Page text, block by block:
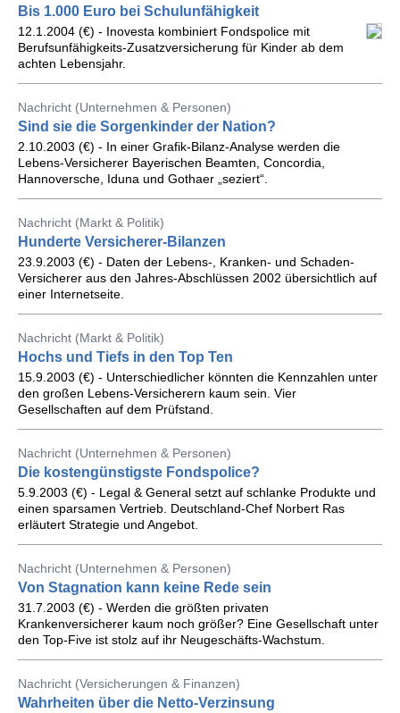
Bis 1.000 Euro bei Schulunfähigkeit
12.1.2004 (€) - Inovesta kombiniert Fondspolice mit
Berufsunfähigkeits-Zusatzversicherung für Kinder ab dem
achten Lebensjahr.
Nachricht (Unternehmen & Personen)
Sind sie die Sorgenkinder der Nation?
2.10.2003 (€) - In einer Grafik-Bilanz-Analyse werden die
Lebens-Versicherer Bayerischen Beamten, Concordia,
Hannoversche, Iduna und Gothaer „seziert“.
Nachricht (Markt & Politik)
Hunderte Versicherer-Bilanzen
23.9.2003 (€) - Daten der Lebens-, Kranken- und Schaden-
Versicherer aus den Jahres-Abschlüssen 2002 übersichtlich auf
einer Internetseite.
Nachricht (Markt & Politik)
Hochs und Tiefs in den Top Ten
15.9.2003 (€) - Unterschiedlicher könnten die Kennzahlen unter
den großen Lebens-Versicherern kaum sein. Vier
Gesellschaften auf dem Prüfstand.
Nachricht (Unternehmen & Personen)
Die kostengünstigste Fondspolice?
5.9.2003 (€) - Legal & General setzt auf schlanke Produkte und
einen sparsamen Vertrieb. Deutschland-Chef Norbert Ras
erläutert Strategie und Angebot.
Nachricht (Unternehmen & Personen)
Von Stagnation kann keine Rede sein
31.7.2003 (€) - Werden die größten privaten
Krankenversicherer kaum noch größer? Eine Gesellschaft unter
den Top-Five ist stolz auf ihr Neugeschäfts-Wachstum.
Nachricht (Versicherungen & Finanzen)
Wahrheiten über die Netto-Verzinsung